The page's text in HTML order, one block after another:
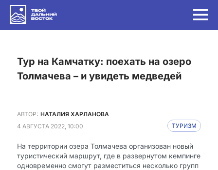
Тур на Камчатку: поехать на озеро
Толмачева – и увидеть медведей
АВТОР: НАТАЛИЯ ХАРЛАНОВА
4 АВГУСТА 2022, 10:00
ТУРИЗМ
На территории озера Толмачева организован новый
туристический маршрут, где в развернутом кемпинге
одновременно смогут разместиться несколько групп